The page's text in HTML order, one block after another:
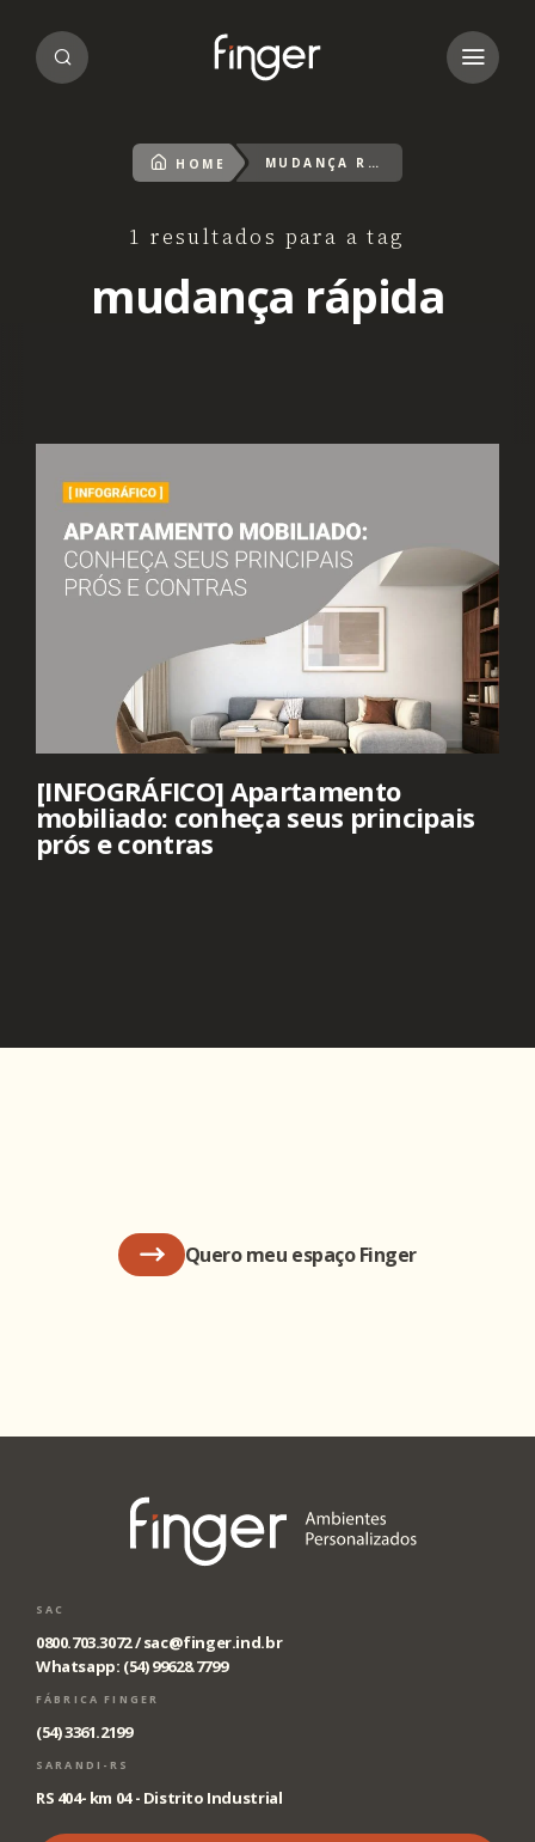
HOME MUDANÇA RÁPIDA
1 resultados para a tag
mudança rápida
[INFOGRÁFICO] Apartamento
mobiliado: conheça seus principais
prós e contras
Quero meu espaço Finger
SAC
0800.703.3072 /sac@finger.ind.br
Whatsapp: (54) 99628.7799
FÁBRICA FINGER
(54) 3361.2199
SARANDI-RS
RS 404- km 04 - Distrito Industrial